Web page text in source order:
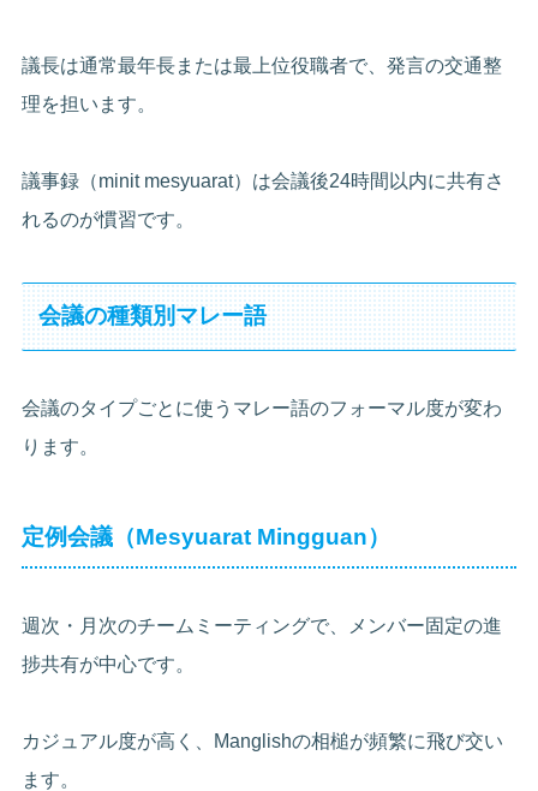
議長は通常最年長または最上位役職者で、発言の交通整
理を担います。
議事録（minit mesyuarat）は会議後24時間以内に共有さ
れるのが慣習です。
会議の種類別マレー語
会議のタイプごとに使うマレー語のフォーマル度が変わ
ります。
定例会議（Mesyuarat Mingguan）
週次・月次のチームミーティングで、メンバー固定の進
捗共有が中心です。
カジュアル度が高く、Manglishの相槌が頻繁に飛び交い
ます。